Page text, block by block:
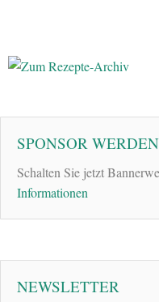
SPONSOR WERDEN
Schalten Sie jetzt
Informationen
NEWSLETTER